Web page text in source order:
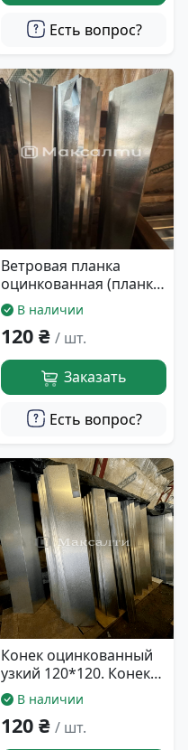
Есть вопрос?
Ветровая планка
оцинкованная (планка
12,5 см)
В наличии
120 ₴ / шт.
Заказать
Есть вопрос?
Конек оцинкованный
узкий 120*120. Конек
на крышу.
В наличии
120 ₴ / шт.